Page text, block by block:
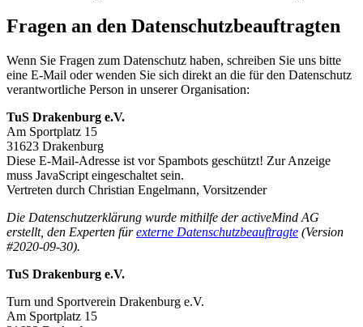
Fragen an den Datenschutzbeauftragten
Wenn Sie Fragen zum Datenschutz haben, schreiben Sie uns bitte
eine E-Mail oder wenden Sie sich direkt an die für den Datenschutz
verantwortliche Person in unserer Organisation:
TuS Drakenburg e.V.
Am Sportplatz 15
31623 Drakenburg
Diese E-Mail-Adresse ist vor Spambots geschützt! Zur Anzeige
muss JavaScript eingeschaltet sein.
Vertreten durch Christian Engelmann, Vorsitzender
Die Datenschutzerklärung wurde mithilfe der activeMind AG
erstellt, den Experten fürexterne Datenschutzbeauftragte (Version
#2020-09-30).
TuS Drakenburg e.V.
Turn und Sportverein Drakenburg e.V.
Am Sportplatz 15